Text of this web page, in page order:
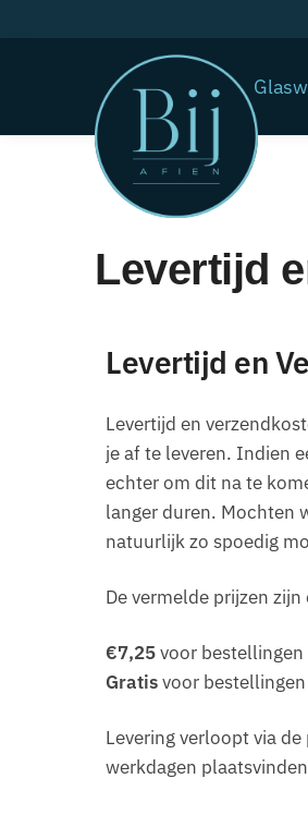
Levertijd
Levertijd en
Levertijd en
je af te leveren. Indien
echter om dit na te
langer duren. Mochten
natuurlijk zo spoedig
De vermelde prijzen
€7,25voor
Gratisvoor
Levering verloopt via
werkdagen